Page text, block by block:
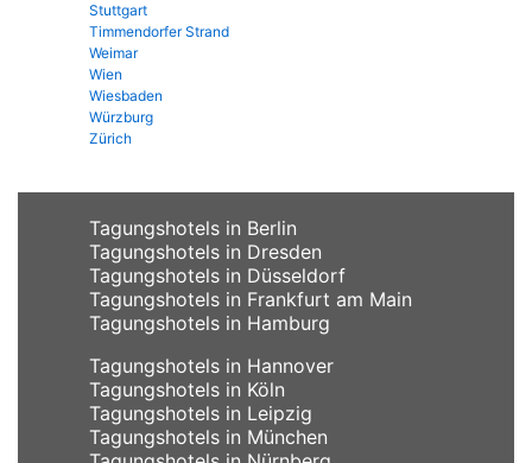
Stuttgart
Timmendorfer Strand
Weimar
Wien
Wiesbaden
Würzburg
Zürich
Tagungshotels in Berlin
Tagungshotels in Dresden
Tagungshotels in Düsseldorf
Tagungshotels in Frankfurt am Main
Tagungshotels in Hamburg
Tagungshotels in Hannover
Tagungshotels in Köln
Tagungshotels in Leipzig
Tagungshotels in München